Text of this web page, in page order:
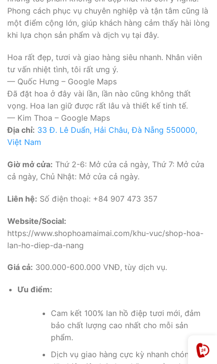
Phong cách phục vụ chuyên nghiệp và tận tâm cũng là
một điểm cộng lớn, giúp khách hàng cảm thấy hài lòng
khi lựa chọn sản phẩm và dịch vụ tại đây.
Hoa rất đẹp, tươi và giao hàng siêu nhanh. Nhân viên
tư vấn nhiệt tình, tôi rất ưng ý.
— Quốc Hưng – Google Maps
Đã đặt hoa ở đây vài lần, lần nào cũng không thất
vọng. Hoa lan giữ được rất lâu và thiết kế tinh tế.
— Kim Thoa – Google Maps
Địa chỉ: 33 Đ. Lê Duẩn, Hải Châu, Đà Nẵng 550000,
Việt Nam
Giờ mở cửa: Thứ 2-6: Mở cửa cả ngày, Thứ 7: Mở cửa
cả ngày, Chủ Nhật: Mở cửa cả ngày.
Liên hệ: Số điện thoại: +84 907 473 357
Website/Social:
https://www.shophoamaimai.com/khu-vuc/shop-hoa-
lan-ho-diep-da-nang
Giá cả: 300.000-600.000 VNĐ, tùy dịch vụ.
Ưu điểm:
Cam kết 100% lan hồ điệp tươi mới, đảm
bảo chất lượng cao nhất cho mỗi sản
phẩm.
Dịch vụ giao hàng cực kỳ nhanh chóng,